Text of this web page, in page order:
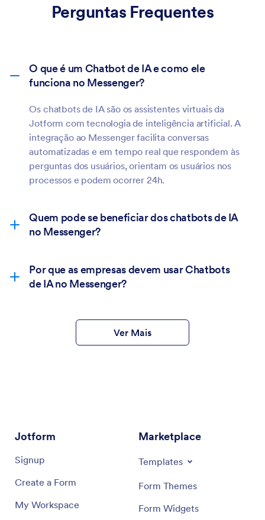
Perguntas Frequentes
O que é um Chatbot de IA e como ele
funciona no Messenger?
Os chatbots de IA são os assistentes virtuais da
Jotform com tecnologia de inteligência artificial. A
integração ao Messenger facilita conversas
automatizadas e em tempo real que respondem às
perguntas dos usuários, orientam os usuários nos
processos e podem ocorrer 24h.
Quem pode se beneficiar dos chatbots de IA
no Messenger?
Por que as empresas devem usar Chatbots
de IA no Messenger?
Ver Mais
Jotform
Signup
Create a Form
My Workspace
Marketplace
Templates
Form Themes
Form Widgets